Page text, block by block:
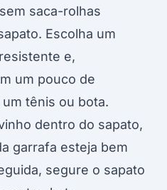
saca-rolhas
Escolha um
e,
um pouco de
tênis ou bota.
dentro do sapato,
garrafa esteja bem
segure o sapato